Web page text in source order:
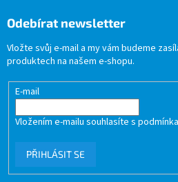
Odebírat newsletter
Vložte svůj e-mail a my vám budeme
produktech na našem e-shopu.
E-mail
Vložením e-mailu souhlasíte s
PŘIHLÁSIT SE